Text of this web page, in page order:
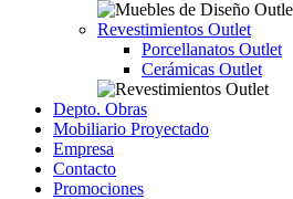
Revestimientos Outlet
Porcellanatos Outlet
Cerámicas Outlet
Depto. Obras
Mobiliario Proyectado
Empresa
Contacto
Promociones